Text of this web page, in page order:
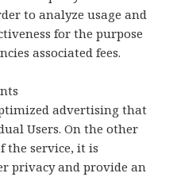
to analyze usage and
for the purpose
associated fees.
advertising that
Users. On the other
the service, it is
privacy and provide an